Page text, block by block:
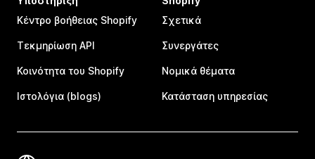
Κέντρο βοήθειας Shopify
Τεκμηρίωση API
Κοινότητα του Shopify
Ιστολόγια (blogs)
Σχετικά
Συνεργάτες
Νομικά θέματα
Κατάσταση υπηρεσίας